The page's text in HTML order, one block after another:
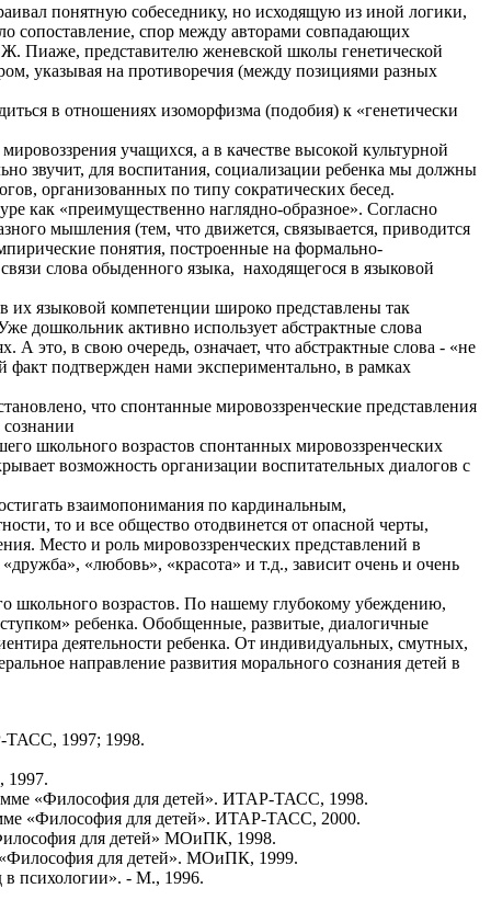
понятную собеседнику, но исходящую из иной логики,
сопоставление, спор между авторами совпадающих
Пиаже, представителю женевской школы генетической
указывая на противоречия (между позициями разных
в отношениях изоморфизма (подобия) к «генетически
учащихся, а в качестве высокой культурной
звучит, для воспитания, социализации ребенка мы должны
организованных по типу сократических бесед.
как «преимущественно наглядно-образное». Согласно
мышления (тем, что движется, связывается, приводится
понятия, построенные на формально-
слова обыденного языка, находящегося в языковой
языковой компетенции широко представлены так
дошкольник активно использует абстрактные слова
это, в свою очередь, означает, что абстрактные слова - «не
подтвержден нами экспериментально, в рамках
что спонтанные мировоззренческие представления
школьного возрастов спонтанных мировоззренческих
возможность организации воспитательных диалогов с
взаимопонимания по кардинальным,
то и все общество отодвинется от опасной черты,
Место и роль мировоззренческих представлений в
«любовь», «красота» и т.д., зависит очень и очень
школьного возрастов. По нашему глубокому убеждению,
ребенка. Обобщенные, развитые, диалогичные
деятельности ребенка. От индивидуальных, смутных,
направление развития морального сознания детей в
ТАСС, 1997; 1998.
1997.
«Философия для детей». ИТАР-ТАСС, 1998.
«Философия для детей». ИТАР-ТАСС, 2000.
для детей» МОиПК, 1998.
для детей». МОиПК, 1999.
в психологии». - М., 1996.